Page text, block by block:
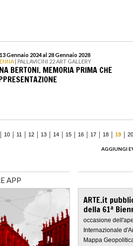
Gennaio 2024 al 28 Gennaio 2028
| PALLAVICINI 22 ART GALLERY
BERTONI. MEMORIA PRIMA CHE
10 11 12 13 14 15 16 17 18 19
20
AGGIUNGI
APP
ARTE.it
della 61ª
occasione
Internazionale
Mappa